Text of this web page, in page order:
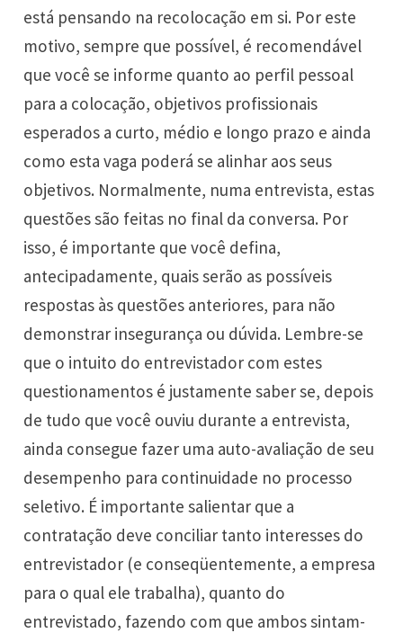
está pensando na recolocação em si. Por este
motivo, sempre que possível, é recomendável
que você se informe quanto ao perfil pessoal
para a colocação, objetivos profissionais
esperados a curto, médio e longo prazo e ainda
como esta vaga poderá se alinhar aos seus
objetivos. Normalmente, numa entrevista, estas
questões são feitas no final da conversa. Por
isso, é importante que você defina,
antecipadamente, quais serão as possíveis
respostas às questões anteriores, para não
demonstrar insegurança ou dúvida. Lembre-se
que o intuito do entrevistador com estes
questionamentos é justamente saber se, depois
de tudo que você ouviu durante a entrevista,
ainda consegue fazer uma auto-avaliação de seu
desempenho para continuidade no processo
seletivo. É importante salientar que a
contratação deve conciliar tanto interesses do
entrevistador (e conseqüentemente, a empresa
para o qual ele trabalha), quanto do
entrevistado, fazendo com que ambos sintam-